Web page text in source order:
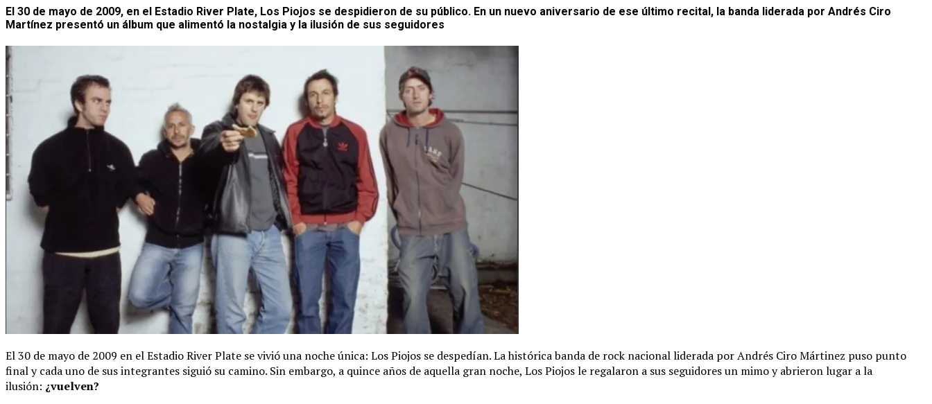
El 30 de mayo de 2009, en el Estadio River Plate, Los Piojos se despidieron de su público. En un nuevo aniversario de ese último recital, la banda liderada por Andrés Ciro
Martínez presentó un álbum que alimentó la nostalgia y la ilusión de sus seguidores
El 30 de mayo de 2009 en el Estadio River Plate se vivió una noche única: Los Piojos se despedían. La histórica banda de rock nacional liderada por Andrés Ciro Mártinez puso punto
final y cada uno de sus integrantes siguió su camino. Sin embargo, a quince años de aquella gran noche, Los Piojos le regalaron a sus seguidores un mimo y abrieron lugar a la
ilusión: ¿vuelven?